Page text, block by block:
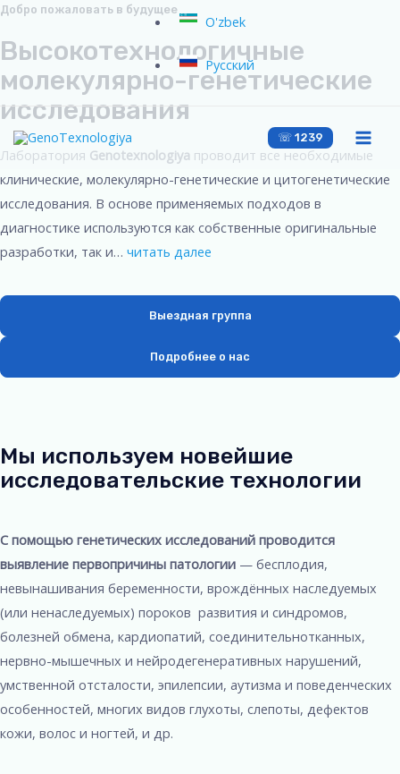
O'zbek
Русский
☏ 1239
Добро пожаловать в будущее
Высокотехнологичные
молекулярно-генетические
исследования
Лаборатория Genotexnologiya проводит все необходимые
клинические, молекулярно-генетические и цитогенетические
исследования. В основе применяемых подходов в
диагностике используются как собственные оригинальные
разработки, так и… читать далее
Выездная группа
Подробнее о нас
Мы используем новейшие
исследовательские технологии
С помощью генетических исследований проводится
выявление первопричины патологии — бесплодия,
невынашивания беременности, врождённых наследуемых
(или ненаследуемых) пороков развития и синдромов,
болезней обмена, кардиопатий, соединительнотканных,
нервно-мышечных и нейродегенеративных нарушений,
умственной отсталости, эпилепсии, аутизма и поведенческих
особенностей, многих видов глухоты, слепоты, дефектов
кожи, волос и ногтей, и др.